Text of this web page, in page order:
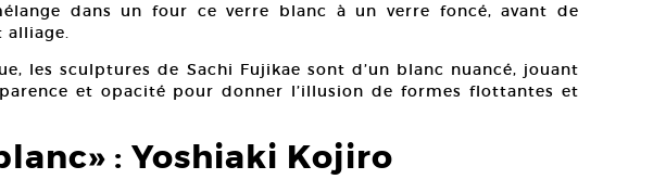
dans un four ce verre blanc à un verre foncé, avant de
alliage.
les sculptures de Sachi Fujikae sont d’un blanc nuancé, jouant
et opacité pour donner l’illusion de formes flottantes et
: Yoshiaki Kojiro